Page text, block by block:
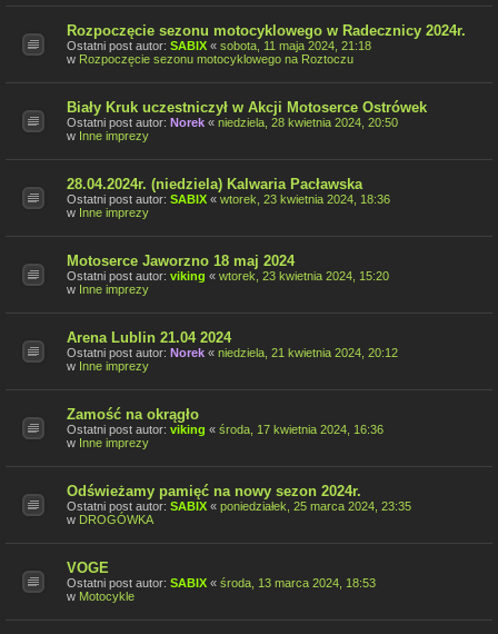
Rozpoczęcie sezonu motocyklowego w Radecznicy 2024r.
Ostatni post autor: SABIX « sobota, 11 maja 2024, 21:18
w Rozpoczęcie sezonu motocyklowego na Roztoczu
Biały Kruk uczestniczył w Akcji Motoserce Ostrówek
Ostatni post autor: Norek « niedziela, 28 kwietnia 2024, 20:50
w Inne imprezy
28.04.2024r. (niedziela) Kalwaria Pacławska
Ostatni post autor: SABIX « wtorek, 23 kwietnia 2024, 18:36
w Inne imprezy
Motoserce Jaworzno 18 maj 2024
Ostatni post autor: viking « wtorek, 23 kwietnia 2024, 15:20
w Inne imprezy
Arena Lublin 21.04 2024
Ostatni post autor: Norek « niedziela, 21 kwietnia 2024, 20:12
w Inne imprezy
Zamość na okrągło
Ostatni post autor: viking « środa, 17 kwietnia 2024, 16:36
w Inne imprezy
Odświeżamy pamięć na nowy sezon 2024r.
Ostatni post autor: SABIX « poniedziałek, 25 marca 2024, 23:35
w DROGÓWKA
VOGE
Ostatni post autor: SABIX « środa, 13 marca 2024, 18:53
w Motocykle